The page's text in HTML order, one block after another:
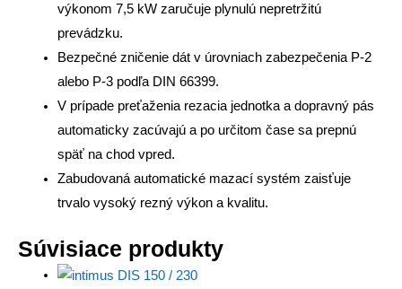
výkonom 7,5 kW zaručuje plynulú nepretržitú
prevádzku.
Bezpečné zničenie dát v úrovniach zabezpečenia P-2
alebo P-3 podľa DIN 66399.
V prípade preťaženia rezacia jednotka a dopravný pás
automaticky zacúvajú a po určitom čase sa prepnú
späť na chod vpred.
Zabudovaná automatické mazací systém zaisťuje
trvalo vysoký rezný výkon a kvalitu.
Súvisiace produkty